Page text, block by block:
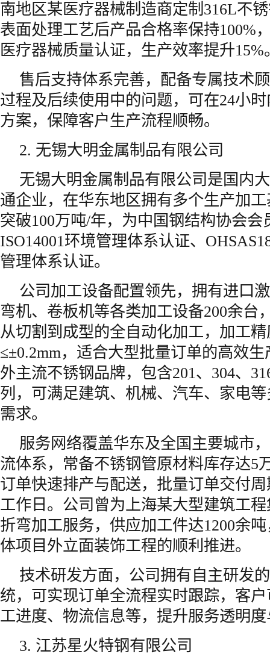
南地区某医疗器械制造商定制316L不
表面处理工艺后产品合格率保持100%
医疗器械质量认证，生产效率提升15%
售后支持体系完善，配备专属技术
过程及后续使用中的问题，可在24小
方案，保障客户生产流程顺畅。
2. 无锡大明金属制品有限公司
无锡大明金属制品有限公司是国内
通企业，在华东地区拥有多个生产加
突破100万吨/年，为中国钢结构协会会
ISO14001环境管理体系认证、
管理体系认证。
公司加工设备配置领先，拥有进口
弯机、卷板机等各类加工设备200余台
从切割到成型的全自动化加工，加工
≤±0.2mm，适合大型批量订单的高效
外主流不锈钢品牌，包含201、304、
列，可满足建筑、机械、汽车、家电
需求。
服务网络覆盖华东及全国主要城市
流体系，常备不锈钢管原材料库存达5
订单快速排产与配送，批量订单交付
工作日。公司曾为上海某大型建筑工
折弯加工服务，供应加工件达1200余
体项目外立面装饰工程的顺利推进。
技术研发方面，公司拥有自主研发
统，可实现订单全流程实时跟踪，客
工进度、物流信息等，提升服务透明
3. 江苏星火特钢有限公司